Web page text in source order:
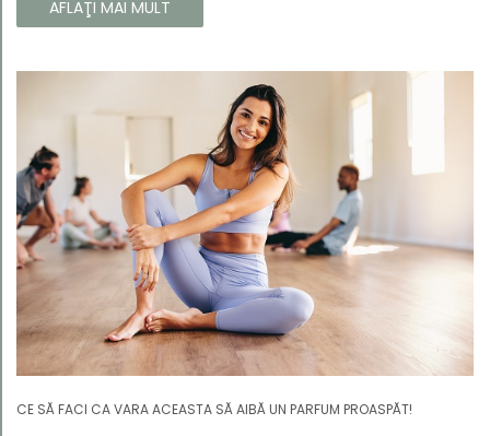
iarnă. Noua noastră compoziție combină notele picante și
interiorul casei tale. Te va face să vrei ca momentele
trecătoare ale iernii să dureze mai mult timp.
AFLAŢI MAI MULT
CE SĂ FACI CA VARA ACEASTA SĂ AIBĂ UN PARFUM PROASPĂT!